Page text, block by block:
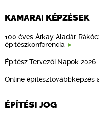
KAMARAI KÉPZÉSEK
100 éves Árkay Aladár
építészkonferencia
Építész Tervezői Napok 2026
Online építésztovábbképzés
ÉPÍTÉSI JOG